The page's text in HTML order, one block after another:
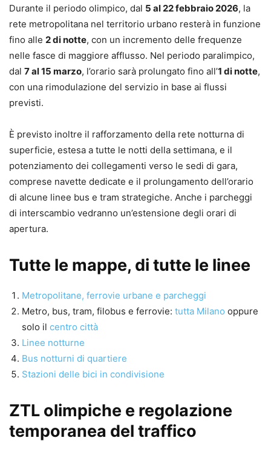
Durante il periodo olimpico, dal 5 al 22 febbraio 2026, la
rete metropolitana nel territorio urbano resterà in funzione
fino alle 2 di notte, con un incremento delle frequenze
nelle fasce di maggiore afflusso. Nel periodo paralimpico,
dal 7 al 15 marzo, l’orario sarà prolungato fino all’1 di notte,
con una rimodulazione del servizio in base ai flussi
previsti.
È previsto inoltre il rafforzamento della rete notturna di
superficie, estesa a tutte le notti della settimana, e il
potenziamento dei collegamenti verso le sedi di gara,
comprese navette dedicate e il prolungamento dell’orario
di alcune linee bus e tram strategiche. Anche i parcheggi
di interscambio vedranno un’estensione degli orari di
apertura.
Tutte le mappe, di tutte le linee
Metropolitane, ferrovie urbane e parcheggi
Metro, bus, tram, filobus e ferrovie: tutta Milano oppure
solo il centro città
Linee notturne
Bus notturni di quartiere
Stazioni delle bici in condivisione
ZTL olimpiche e regolazione
temporanea del traffico